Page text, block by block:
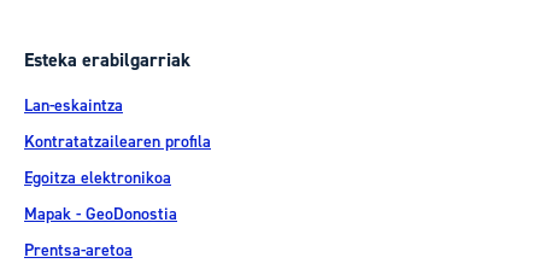
Esteka erabilgarriak
Lan-eskaintza
Kontratatzailearen profila
Egoitza elektronikoa
Mapak - GeoDonostia
Prentsa-aretoa